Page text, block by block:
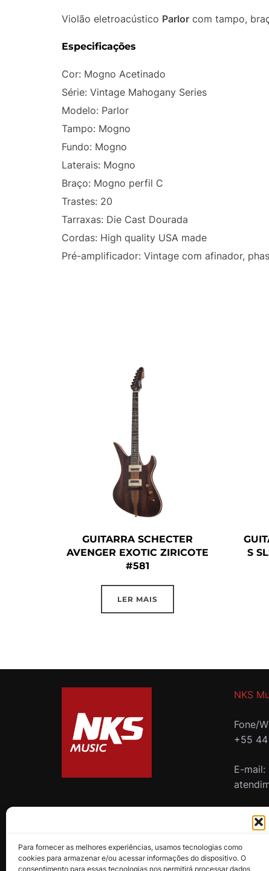
Para fornecer as melhores experiências, usamos tecnologias como
cookies para armazenar e/ou acessar informações do dispositivo. O
consentimento para essas tecnologias nos permitirá processar dados
Violão eletroacústico Parlor com tampo,
Especificações
Cor: Mogno Acetinado
Série: Vintage Mahogany Series
Modelo: Parlor
Tampo: Mogno
Fundo: Mogno
Laterais: Mogno
Braço: Mogno perfil C
Trastes: 20
Tarraxas: Die Cast Dourada
Cordas: High quality USA made
Pré-amplificador: Vintage com afinador,
GUITARRA SCHECTER
AVENGER EXOTIC ZIRICOTE
#581
LER MAIS
S
NKS
Fone/
+55
E-mail: